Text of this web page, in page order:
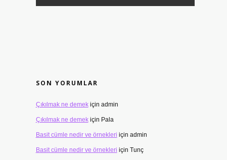
SON YORUMLAR
Çıkılmak ne demekiçin admin
Çıkılmak ne demekiçin Pala
Basit cümle nedir ve örnekleri için admin
Basit cümle nedir ve örnekleri için Tunç